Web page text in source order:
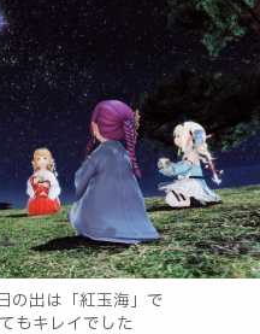
の出は「紅玉海」で
もキレイでした